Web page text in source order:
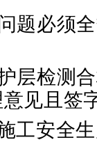
题必须
层检测
见且签
工安全